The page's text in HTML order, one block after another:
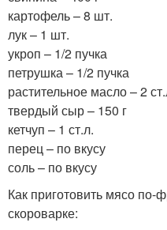
картофель – 8 шт.
лук – 1 шт.
укроп – 1/2 пучка
петрушка – 1/2 пучка
растительное масло – 2
твердый сыр – 150 г
кетчуп – 1 ст.л.
перец – по вкусу
соль – по вкусу
Как приготовить мясо по-
скороварке: